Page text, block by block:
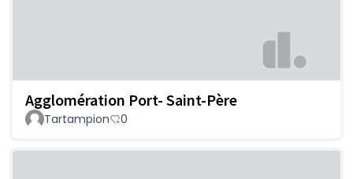
Agglomération Port- Saint-Père
Tartampion 0